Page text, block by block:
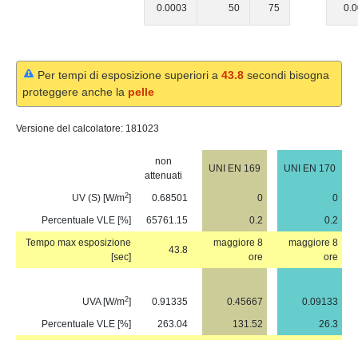
0.0003 50 75
Per tempi di esposizione superiori a 43.8 secondi bisogna
proteggere anche la pelle
Versione del calcolatore: 181023
non
attenuati
UNI EN 169 UNI EN 170
UV (S) [W/m2] 0.68501 0
0
Percentuale VLE [%]
65761.15 0.2
0.2
Tempo max esposizione
[sec]
43.8
maggiore 8
ore
maggiore 8
ore
UVA [W/m2] 0.91335 0.45667
0.09133
Percentuale VLE [%]
263.04 131.52
26.3